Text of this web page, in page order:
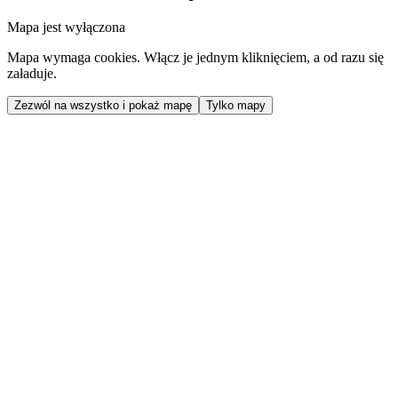
Mapa jest wyłączona
Mapa wymaga cookies. Włącz je jednym kliknięciem, a od razu się
załaduje.
Zezwól na wszystko i pokaż mapę Tylko mapy